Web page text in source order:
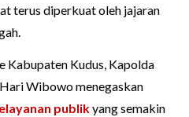
terus diperkuat oleh jajaran
Kabupaten Kudus, Kapolda
Wibowo menegaskan
publikyang semakin